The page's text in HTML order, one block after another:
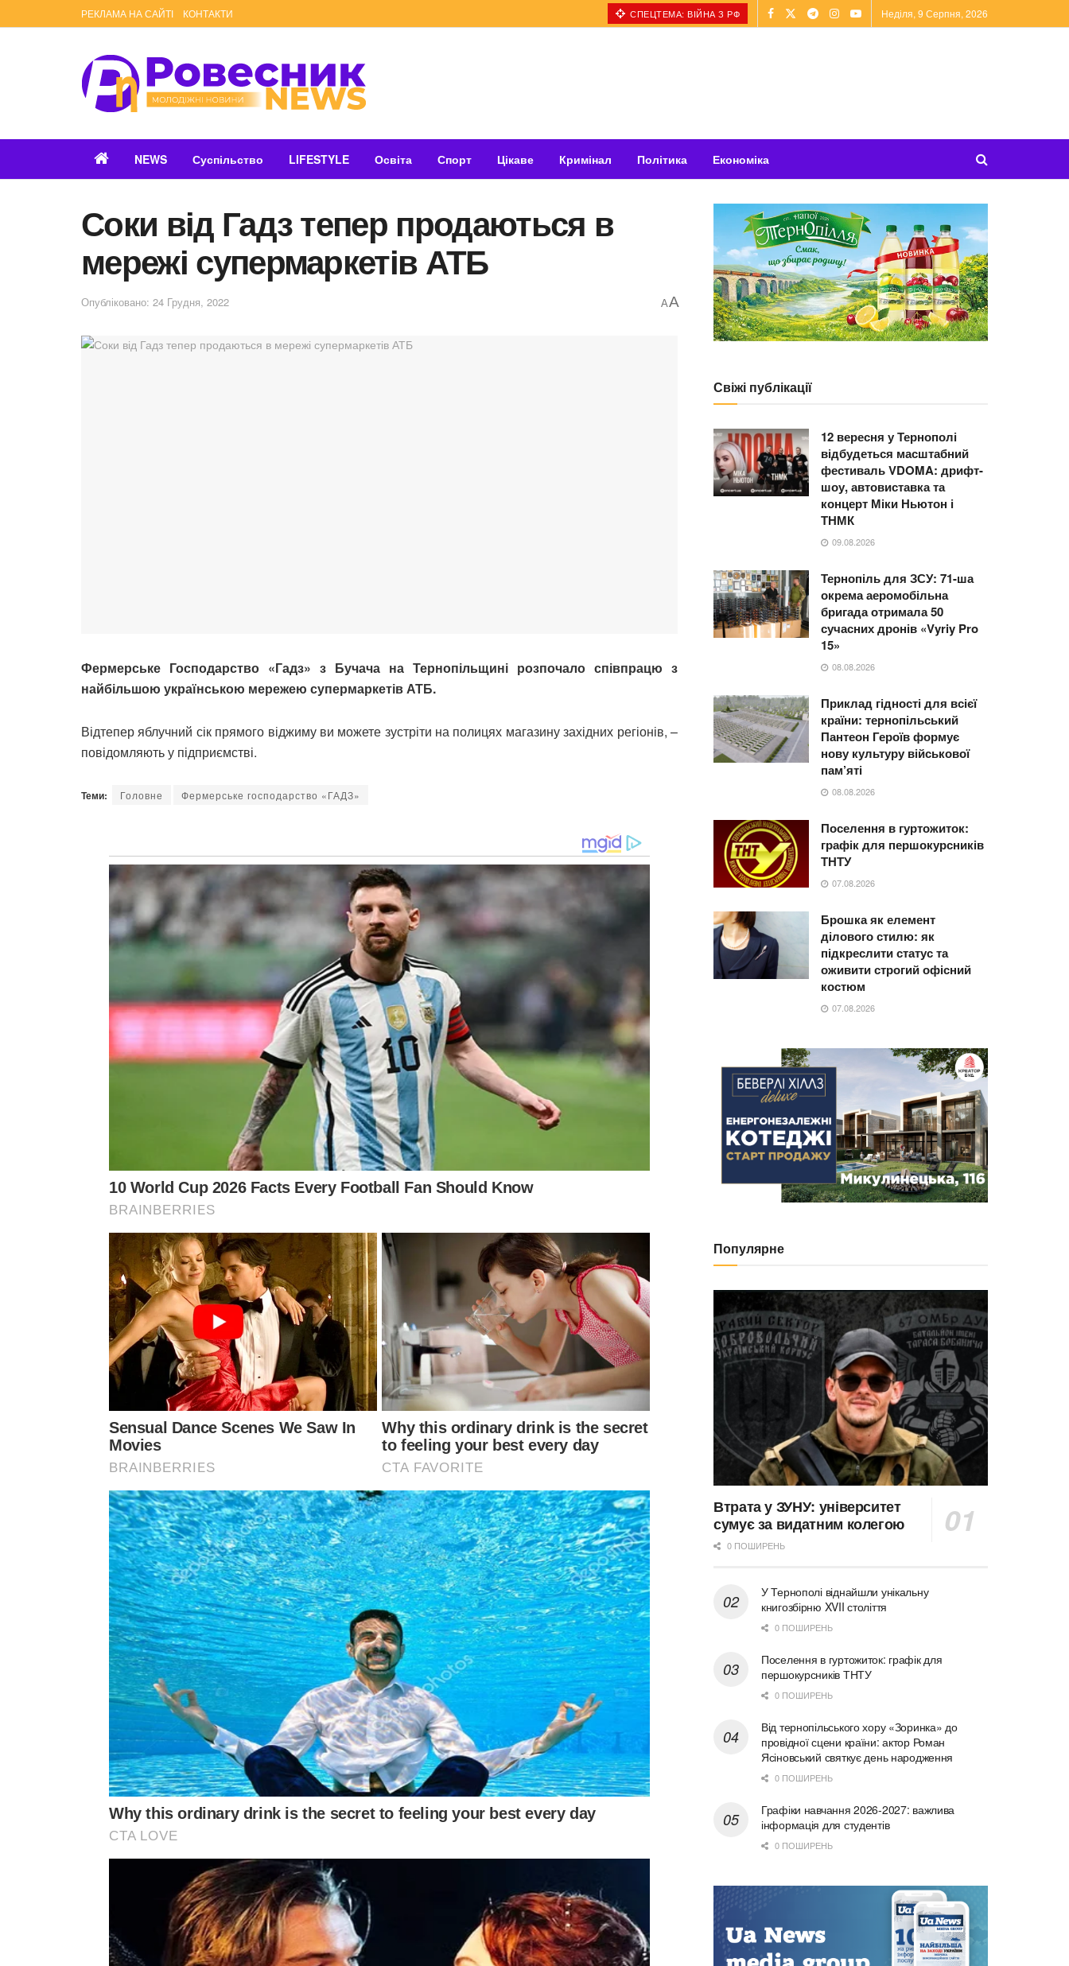
РЕКЛАМА НА САЙТІ КОНТАКТИ СПЕЦТЕМА: ВІЙНА З РФ Неділя, 9 Серпня, 2026
NEWS Суспільство LIFESTYLE Освіта Спорт Цікаве Кримінал Політика Економіка
Соки від Гадз тепер продаються в
мережі супермаркетів АТБ
Опубліковано: 24 Грудня, 2022 AA
Фермерське Господарство «Гадз» з Бучача на Тернопільщині розпочало співпрацю з
найбільшою українською мережею супермаркетів АТБ.
Відтепер яблучний сік прямого віджиму ви можете зустріти на полицях магазину західних регіонів, –
повідомляють у підприємстві.
Теми: Головне Фермерське господарство «ГАДЗ»
Свіжі публікації
12 вересня у Тернополі
відбудеться масштабний
фестиваль VDOMA: дрифт-
шоу, автовиставка та
концерт Міки Ньютон і
ТНМК
09.08.2026
Тернопіль для ЗСУ: 71-ша
окрема аеромобільна
бригада отримала 50
сучасних дронів «Vyriy Pro
15»
08.08.2026
Приклад гідності для всієї
країни: тернопільський
Пантеон Героїв формує
нову культуру військової
пам’яті
08.08.2026
Поселення в гуртожиток:
графік для першокурсників
ТНТУ
07.08.2026
Брошка як елемент
ділового стилю: як
підкреслити статус та
оживити строгий офісний
костюм
07.08.2026
Популярне
Втрата у ЗУНУ: університет
сумує за видатним колегою
0 ПОШИРЕНЬ
У Тернополі віднайшли унікальну
книгозбірню XVII століття
0 ПОШИРЕНЬ
Поселення в гуртожиток: графік для
першокурсників ТНТУ
0 ПОШИРЕНЬ
Від тернопільського хору «Зоринка» до
провідної сцени країни: актор Роман
Ясіновський святкує день народження
0 ПОШИРЕНЬ
Графіки навчання 2026-2027: важлива
інформація для студентів
0 ПОШИРЕНЬ